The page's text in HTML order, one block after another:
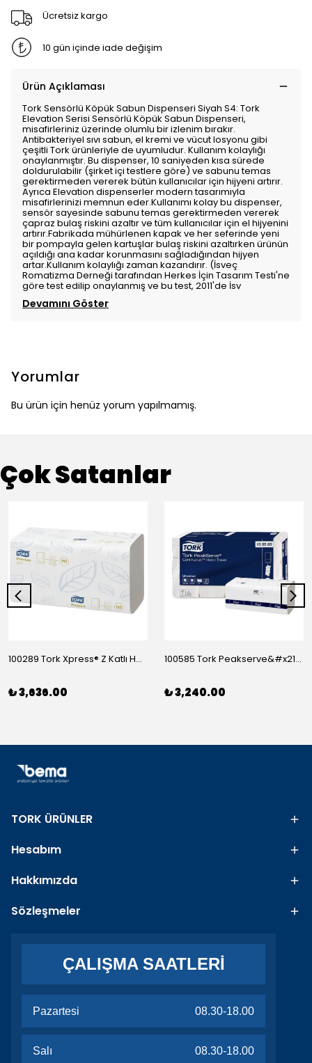
Ücretsiz kargo
10 gün içinde iade değişim
Ürün Açıklaması
Tork Sensörlü Köpük Sabun Dispenseri Siyah S4: Tork
Elevation Serisi Sensörlü Köpük Sabun Dispenseri,
misafirleriniz üzerinde olumlu bir izlenim bırakır.
Antibakteriyel sıvı sabun, el kremi ve vücut losyonu gibi
çeşitli Tork ürünleriyle de uyumludur. Kullanım kolaylığı
onaylanmıştır. Bu dispenser, 10 saniyeden kısa sürede
doldurulabilir (şirket içi testlere göre) ve sabunu temas
gerektirmeden vererek bütün kullanıcılar için hijyeni artırır.
Ayrıca Elevation dispenserler modern tasarımıyla
misafirlerinizi memnun eder.Kullanımı kolay bu dispenser,
sensör sayesinde sabunu temas gerektirmeden vererek
çapraz bulaş riskini azaltır ve tüm kullanıcılar için el hijyenini
artırır.Fabrikada mühürlenen kapak ve her seferinde yeni
bir pompayla gelen kartuşlar bulaş riskini azaltırken ürünün
açıldığı ana kadar korunmasını sağladığından hijyen
artar.Kullanım kolaylığı zaman kazandırır. (İsveç
Romatizma Derneği tarafından Herkes İçin Tasarım Testi'ne
göre test edilip onaylanmış ve bu test, 2011'de İsv
Devamını Göster
Yorumlar
Bu ürün için henüz yorum yapılmamış.
Çok Satanlar
100289 Tork Xpress® Z Katlı Havlu Premium 150*21
₺ 3,636.00
100585 Tork Peakserve&#x2122; Sürekli Havlu 410*12
₺ 3,240.00
TORK ÜRÜNLER
Hesabım
Hakkımızda
Sözleşmeler
ÇALIŞMA SAATLERİ
Pazartesi 08.30-18.00
Salı 08.30-18.00